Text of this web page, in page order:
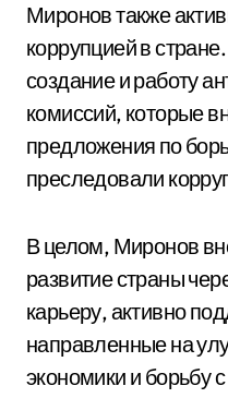
Миронов также
коррупцией в
создание и работу
комиссий, которые
предложения по
преследовали
В целом, Миронов
развитие страны
карьеру, активно
направленные на
экономики и борьбу